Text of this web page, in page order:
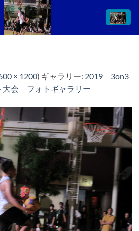
× 1200) ギャラリー: 2019 3on3
大会 フォトギャラリー